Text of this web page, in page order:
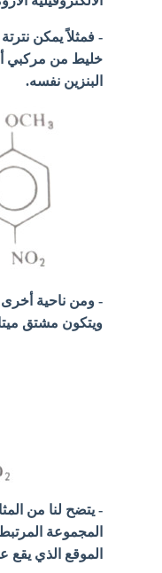
- فمثلاً يمكن
خليط من مركبي
البنزين نفسه.
- ومن ناحية أخرى
ويتكون مشتق
- يتضح لنا من
المجموعة
الموقع الذي يقع